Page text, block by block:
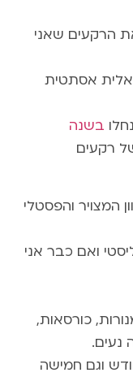
הרקעים שאני
אסתטית
בשנה
רקעים
המצויר והפסטלי
ואם כבר אני
כורסאות,
נעים.
וגם חמישה